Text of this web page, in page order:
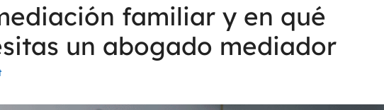
familiar y en qué
un abogado mediador